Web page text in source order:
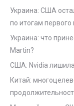
Украина: США
по итогам первого
Украина: что
Martin?
США: Nvidia
Китай: